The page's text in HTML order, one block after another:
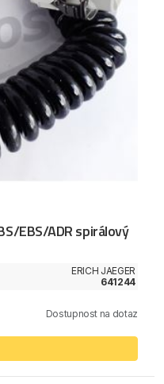
EBS/ADR spirálový
ERICH JAEGER
641244
Dostupnost na dotaz